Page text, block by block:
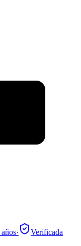
años·
Verificada